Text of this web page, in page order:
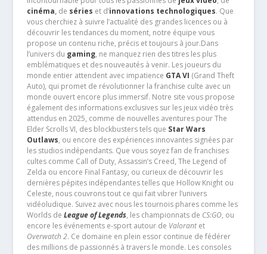
cinéma,de séries et d’innovations technologiques. Que
vous cherchiez à suivre l’actualité des grandes licences ou à
découvrir les tendances du moment, notre équipe vous
propose un contenu riche, précis et toujours à jour.Dans
l’univers du gaming, ne manquez rien des titres les plus
emblématiques et des nouveautés à venir. Les joueurs du
monde entier attendent avec impatience GTA VI (Grand Theft
Auto), qui promet de révolutionner la franchise culte avec un
monde ouvert encore plus immersif. Notre site vous propose
également des informations exclusives sur les jeux vidéo très
attendus en 2025, comme de nouvelles aventures pour The
Elder Scrolls VI, des blockbusters tels que Star Wars
Outlaws, ou encore des expériences innovantes signées par
les studios indépendants. Que vous soyez fan de franchises
cultes comme Call of Duty, Assassin’s Creed, The Legend of
Zelda ou encore Final Fantasy, ou curieux de découvrir les
dernières pépites indépendantes telles que Hollow Knight ou
Celeste, nous couvrons tout ce qui fait vibrer l’univers
vidéoludique. Suivez avec nous les tournois phares comme les
Worlds de League of Legends, les championnats de CS:GO, ou
encore les événements e-sport autour de Valorantet
Overwatch 2. Ce domaine en plein essor continue de fédérer
des millions de passionnés à travers le monde. Les consoles